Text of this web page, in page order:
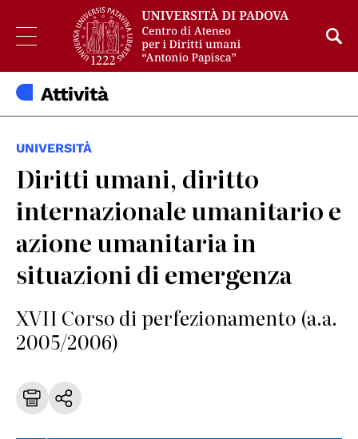
Attività
UNIVERSITÀ
Diritti umani, diritto
internazionale umanitario e
azione umanitaria in
situazioni di emergenza
XVII Corso di perfezionamento (a.a.
2005/2006)